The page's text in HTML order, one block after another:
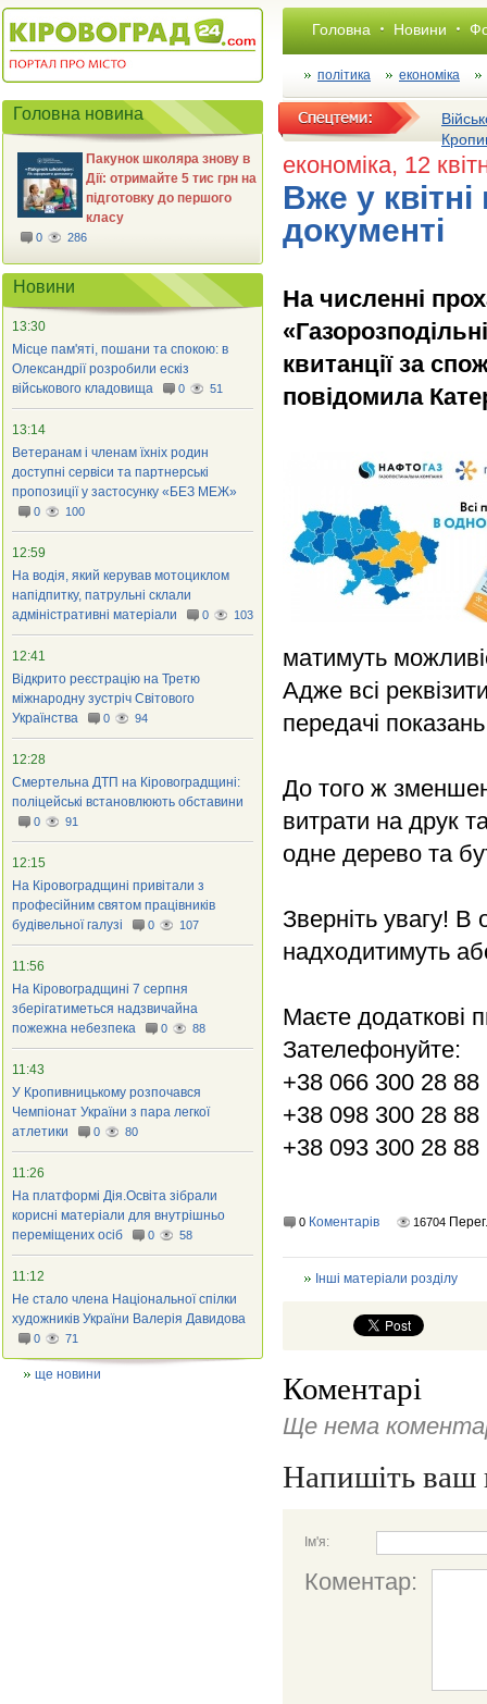
Головна Новини
політика економіка
економіка, 12
Вже у
документі
На численні
квитанції за
повідомила
матимуть
Адже всі
передачі
До того ж
витрати на друк
одне дерево та
Зверніть увагу! В
надходитимуть
Маєте додаткові
Зателефонуйте:
+38 066 300 28 88
+38 098 300 28 88
+38 093 300 28 88
0 Коментарів 16704
Інші матеріали розділу
Коментарі
Ще нема
Напишіть ваш
Ім'я:
Коментар:
Головна новина
Пакунок школяра знову в
Дії: отримайте 5 тис грн на
підготовку до першого
класу
0 286
Новини
13:30
Місце пам'яті, пошани та спокою: в
Олександрії розробили ескіз
військового кладовища
0 51
13:14
Ветеранам і членам їхніх родин
доступні сервіси та партнерські
пропозиції у застосунку «БЕЗ МЕЖ»
0 100
12:59
На водія, який керував мотоциклом
напідпитку, патрульні склали
адміністративні матеріали
0 103
12:41
Відкрито реєстрацію на Третю
міжнародну зустріч Світового
Українства
0 94
12:28
Смертельна ДТП на Кіровоградщині:
поліцейські встановлюють обставини
0 91
12:15
На Кіровоградщині привітали з
професійним святом працівників
будівельної галузі
0 107
11:56
На Кіровоградщині 7 серпня
зберігатиметься надзвичайна
пожежна небезпека
0 88
11:43
У Кропивницькому розпочався
Чемпіонат України з пара легкої
атлетики
0 80
11:26
На платформі Дія.Освіта зібрали
корисні матеріали для внутрішньо
переміщених осіб
0 58
11:12
Не стало члена Національної спілки
художників України Валерія Давидова
0 71
ще новини